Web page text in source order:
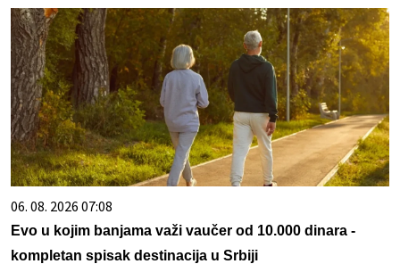
06. 08. 2026 07:08
Evo u kojim banjama važi vaučer od 10.000 dinara -
kompletan spisak destinacija u Srbiji